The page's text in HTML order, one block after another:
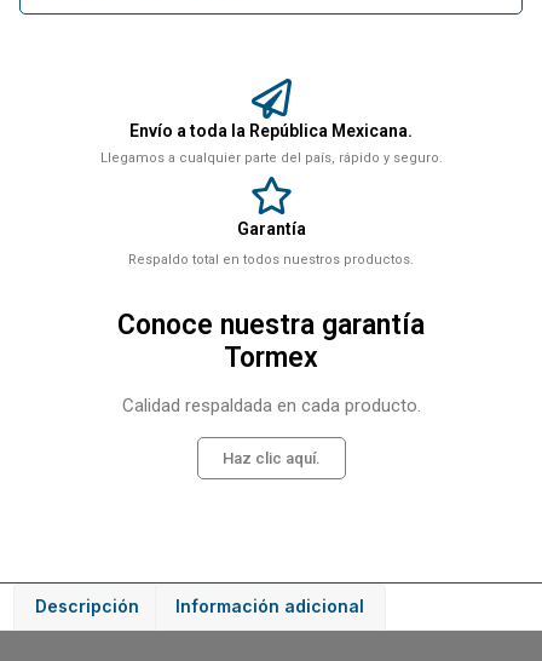
Envío a toda la República Mexicana.
Llegamos a cualquier parte del país, rápido y seguro.
Garantía
Respaldo total en todos nuestros productos.
Conoce nuestra garantía
Tormex
Calidad respaldada en cada producto.
Haz clic aquí.
Descripción Información adicional